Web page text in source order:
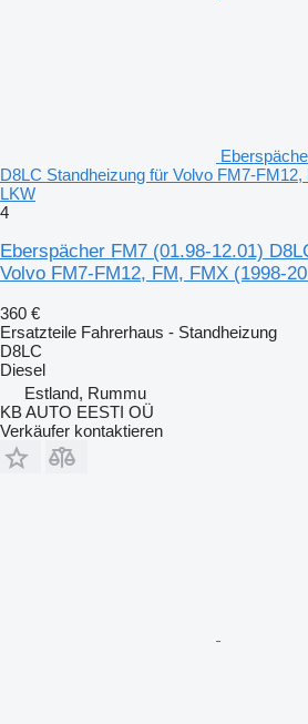
D8LC Standheizung für Volvo FM7-
LKW
4
Eberspächer FM7 (01.98-12.01)
Volvo FM7-FM12, FM, FMX (1998-
360 €
Ersatzteile Fahrerhaus - Standheizung
D8LC
Diesel
Estland, Rummu
KB AUTO EESTI OÜ
Verkäufer kontaktieren